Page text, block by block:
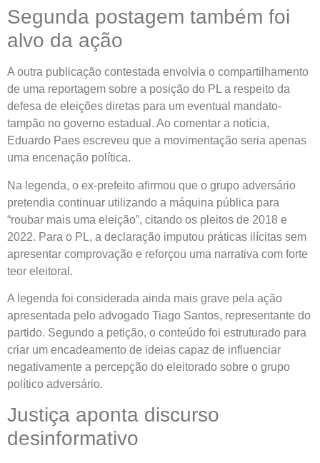
Segunda postagem também foi
alvo da ação
A outra publicação contestada envolvia o compartilhamento
de uma reportagem sobre a posição do PL a respeito da
defesa de eleições diretas para um eventual mandato-
tampão no governo estadual. Ao comentar a notícia,
Eduardo Paes escreveu que a movimentação seria apenas
uma encenação política.
Na legenda, o ex-prefeito afirmou que o grupo adversário
pretendia continuar utilizando a máquina pública para
“roubar mais uma eleição”, citando os pleitos de 2018 e
2022. Para o PL, a declaração imputou práticas ilícitas sem
apresentar comprovação e reforçou uma narrativa com forte
teor eleitoral.
A legenda foi considerada ainda mais grave pela ação
apresentada pelo advogado Tiago Santos, representante do
partido. Segundo a petição, o conteúdo foi estruturado para
criar um encadeamento de ideias capaz de influenciar
negativamente a percepção do eleitorado sobre o grupo
político adversário.
Justiça aponta discurso
desinformativo